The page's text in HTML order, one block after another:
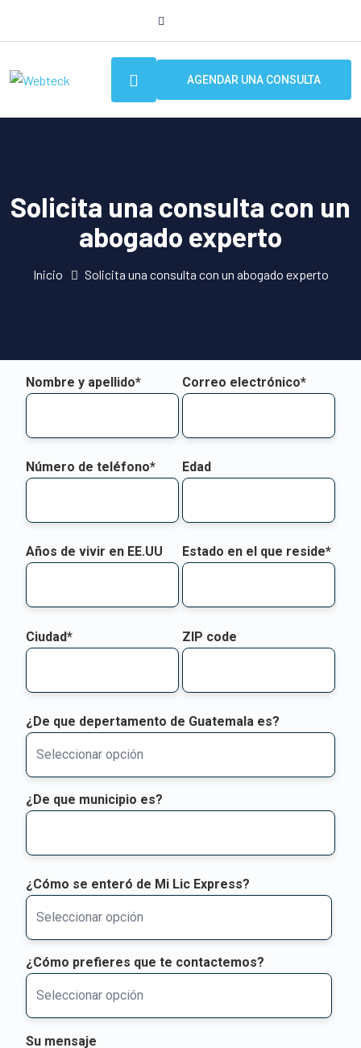
AGENDAR UNA CONSULTA
Solicita una consulta con un
abogado experto
Inicio Solicita una consulta con un abogado experto
Nombre y apellido* Correo electrónico*
Número de teléfono* Edad
Años de vivir en EE.UU Estado en el que reside*
Ciudad* ZIP code
¿De que depertamento de Guatemala es?
¿De que municipio es?
¿Cómo se enteró de Mi Lic Express?
¿Cómo prefieres que te contactemos?
Su mensaje